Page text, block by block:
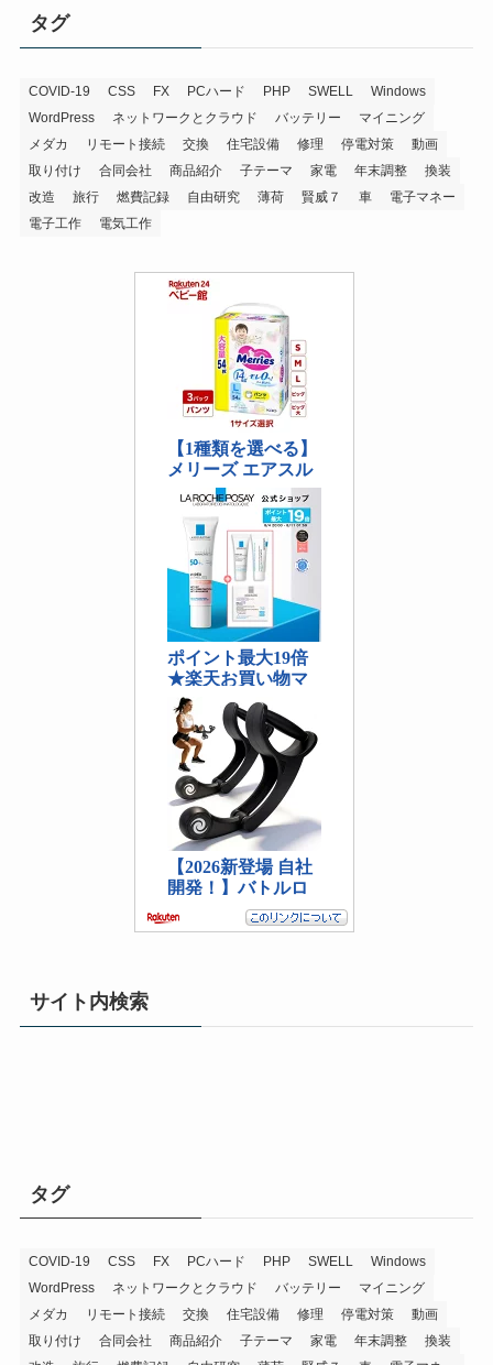
タグ
COVID-19 CSS FX PCハード PHP SWELL
Windows
WordPress
ネットワークとクラウド バッテリー
マイニング
メダカ
リモート接続 交換 住宅設備 修理 停電対策
動画
取り付け
合同会社 商品紹介 子テーマ 家電 年末調整
換装
改造
旅行 燃費記録 自由研究 薄荷 賢威７ 車
電子マネー
電子工作
電気工作
サイト内検索
タグ
COVID-19 CSS FX PCハード PHP SWELL
Windows
WordPress
ネットワークとクラウド バッテリー
マイニング
メダカ
リモート接続 交換 住宅設備 修理 停電対策
動画
取り付け
合同会社 商品紹介 子テーマ 家電 年末調整
換装